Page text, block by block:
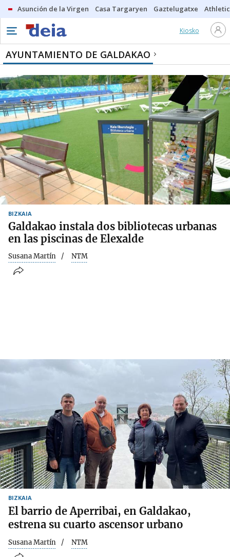
Asunción de la Virgen Casa Targaryen Gaztelugatxe Athletic
Kiosko
AYUNTAMIENTO DE GALDAKAO
BIZKAIA
Galdakao instala dos bibliotecas urbanas
en las piscinas de Elexalde
Susana Martín NTM
BIZKAIA
El barrio de Aperribai, en Galdakao,
estrena su cuarto ascensor urbano
Susana Martín NTM